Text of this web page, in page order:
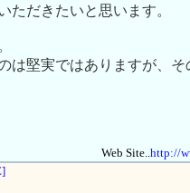
ただきたいと思います。
は堅実ではありますが、
Web Site..http://